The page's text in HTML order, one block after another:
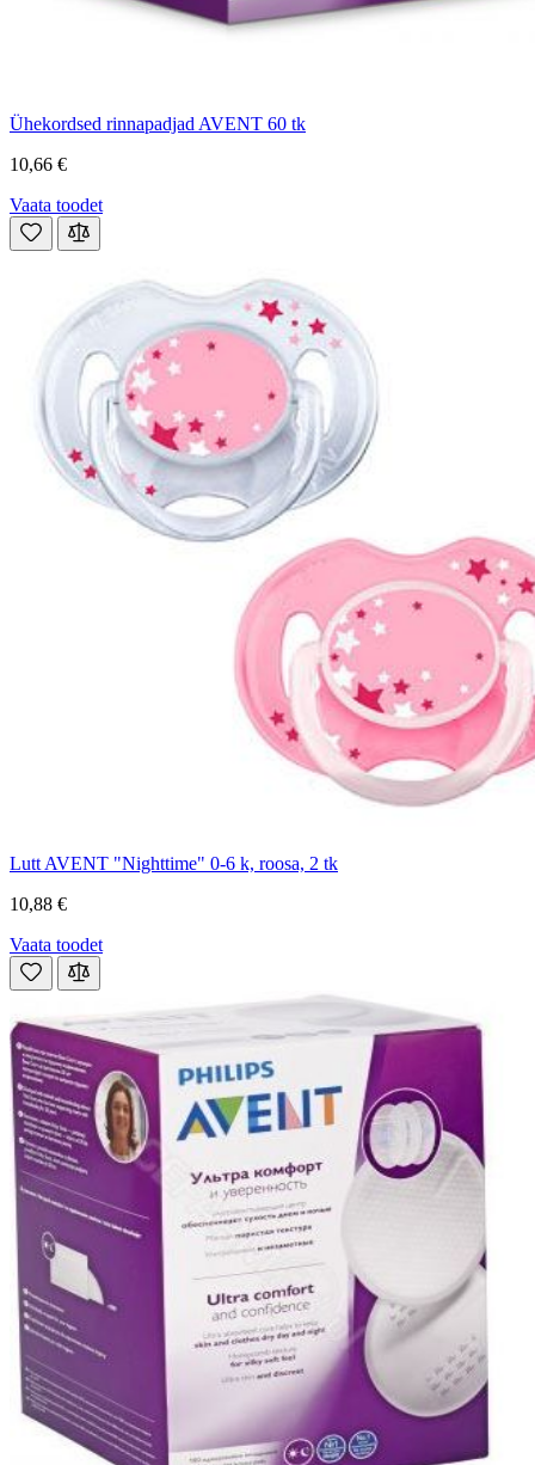
Ühekordsed rinnapadjad AVENT 60 tk
10,66 €
Vaata toodet
Lutt AVENT "Nighttime" 0-6 k, roosa, 2 tk
10,88 €
Vaata toodet